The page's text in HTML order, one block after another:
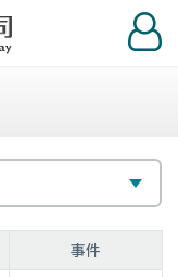
登
入
事件